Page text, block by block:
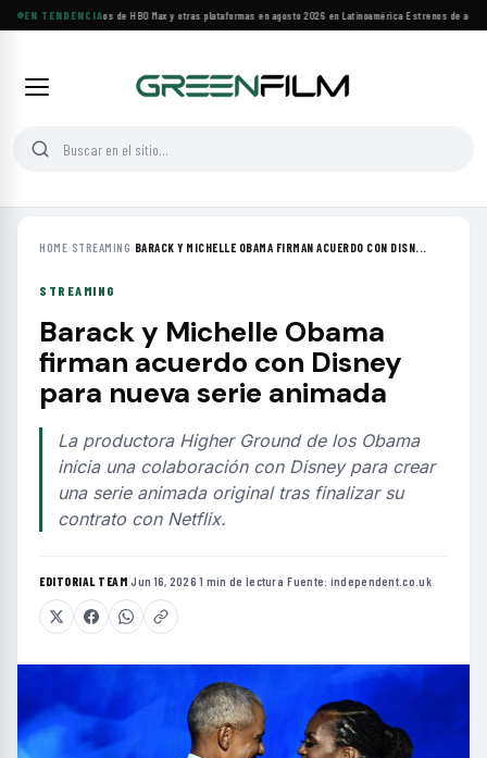
EN TENDENCIA
Principales estrenos de HBO Max y otras plataformas en agosto 2026 en Latinoamérica·Estrenos de
HOME› STREAMING› BARACK Y MICHELLE OBAMA FIRMAN ACUERDO CON DISN...
STREAMING
Barack y Michelle Obama
firman acuerdo con Disney
para nueva serie animada
La productora Higher Ground de los Obama
inicia una colaboración con Disney para crear
una serie animada original tras finalizar su
contrato con Netflix.
EDITORIAL TEAM·Jun 16, 2026·1 min de lectura·Fuente: independent.co.uk